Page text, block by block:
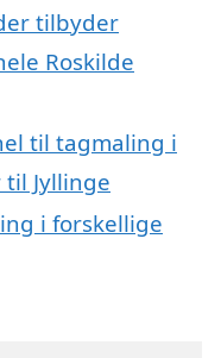
tilbyder
Roskilde
til tagmaling i
Jyllinge
i forskellige